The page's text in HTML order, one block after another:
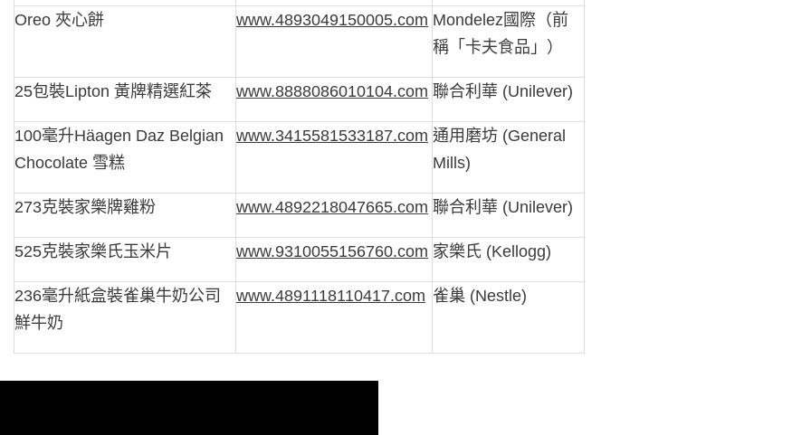
Oreo 夾心餅 www.4893049150005.com Mondelez國際（前
稱「卡夫食品」）
25包裝Lipton 黃牌精選紅茶 www.8888086010104.com 聯合利華 (Unilever)
100毫升Häagen Daz Belgian
Chocolate 雪糕
www.3415581533187.com 通用磨坊 (General
Mills)
273克裝家樂牌雞粉 www.4892218047665.com 聯合利華 (Unilever)
525克裝家樂氏玉米片 www.9310055156760.com 家樂氏 (Kellogg)
236毫升紙盒裝雀巢牛奶公司
鮮牛奶
www.4891118110417.com 雀巢 (Nestle)